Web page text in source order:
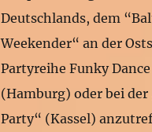
Deutschlands, dem
Weekender“ an der
Partyreihe Funky
(Hamburg) oder bei der
Party“ (Kassel)